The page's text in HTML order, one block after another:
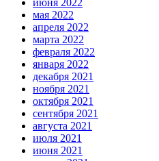
июня 2022
мая 2022
апреля 2022
марта 2022
февраля 2022
января 2022
декабря 2021
ноября 2021
октября 2021
сентября 2021
августа 2021
июля 2021
июня 2021